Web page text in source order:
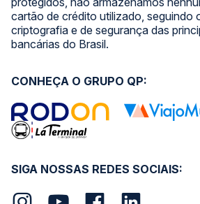
cartão de crédito utilizado, seguindo
criptografia e de segurança das
bancárias do Brasil.
SIGA NOSSAS REDES SOCIAIS:
CONHEÇA O GRUPO QP: